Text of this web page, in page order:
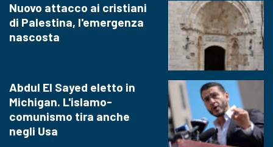
Nuovo attacco ai cristiani
di Palestina, l'emergenza
nascosta
Abdul El Sayed eletto in
Michigan. L'islamo-
comunismo tira anche
negli Usa